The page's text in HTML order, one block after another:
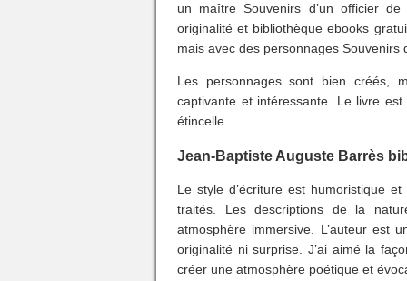
un maître Souvenirs d’un officier
originalité et bibliothèque ebooks
mais avec des personnages Souvenirs
Les personnages sont bien créés,
captivante et intéressante. Le livre
étincelle.
Jean-Baptiste Auguste Barrès
Le style d’écriture est humoristique
traités. Les descriptions de la
atmosphère immersive. L’auteur est
originalité ni surprise. J’ai aimé la
créer une atmosphère poétique et